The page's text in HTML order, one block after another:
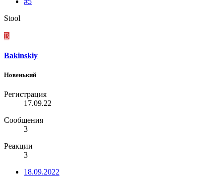
Stool
B
Bakinskiy
Новенький
Регистрация
17.09.22
Сообщения
3
Реакции
3
18.09.2022